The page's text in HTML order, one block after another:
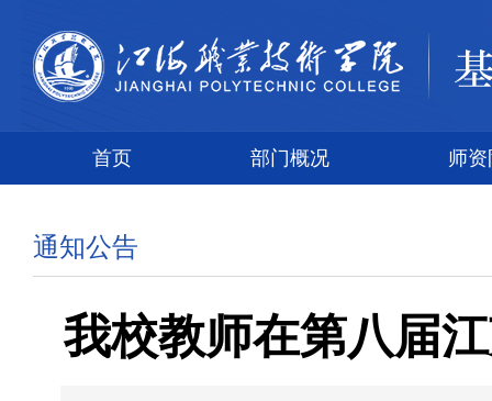
首页 部门概况 师
通知公告
我校教师在第八届